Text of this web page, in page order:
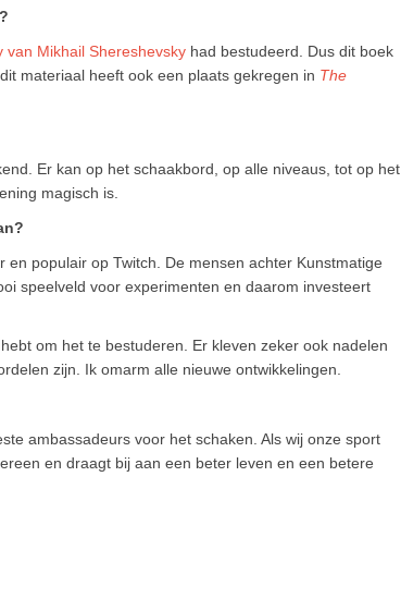
van Mikhail Shereshevsky had bestudeerd. Dus dit boek
materiaal heeft ook een plaats gekregen in The
Er kan op het schaakbord, op alle niveaus, tot op het
magisch is.
populair op Twitch. De mensen achter Kunstmatige
speelveld voor experimenten en daarom investeert
om het te bestuderen. Er kleven zeker ook nadelen
zijn. Ik omarm alle nieuwe ontwikkelingen.
ambassadeurs voor het schaken. Als wij onze sport
en draagt bij aan een beter leven en een betere